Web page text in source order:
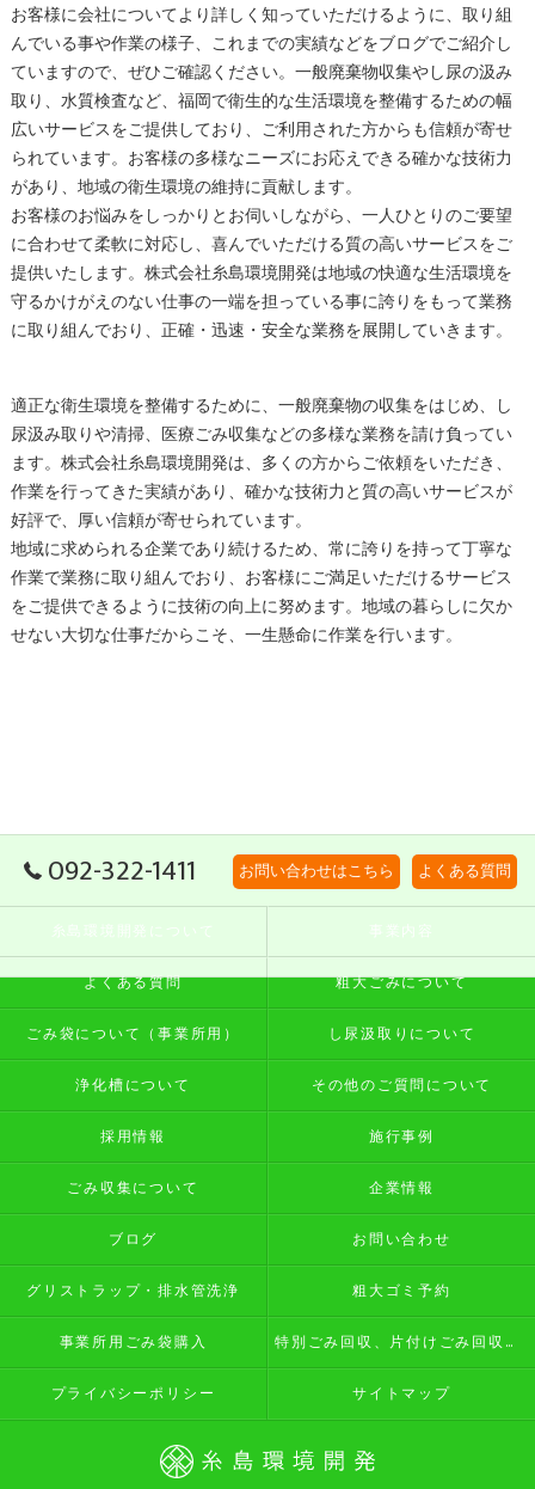
お客様に会社についてより詳しく知っていただけるように、取り組
んでいる事や作業の様子、これまでの実績などをブログでご紹介し
ていますので、ぜひご確認ください。一般廃棄物収集やし尿の汲み
取り、水質検査など、福岡で衛生的な生活環境を整備するための幅
広いサービスをご提供しており、ご利用された方からも信頼が寄せ
られています。お客様の多様なニーズにお応えできる確かな技術力
があり、地域の衛生環境の維持に貢献します。
お客様のお悩みをしっかりとお伺いしながら、一人ひとりのご要望
に合わせて柔軟に対応し、喜んでいただける質の高いサービスをご
提供いたします。株式会社糸島環境開発は地域の快適な生活環境を
守るかけがえのない仕事の一端を担っている事に誇りをもって業務
に取り組んでおり、正確・迅速・安全な業務を展開していきます。
適正な衛生環境を整備するために、一般廃棄物の収集をはじめ、し
尿汲み取りや清掃、医療ごみ収集などの多様な業務を請け負ってい
ます。株式会社糸島環境開発は、多くの方からご依頼をいただき、
作業を行ってきた実績があり、確かな技術力と質の高いサービスが
好評で、厚い信頼が寄せられています。
地域に求められる企業であり続けるため、常に誇りを持って丁寧な
作業で業務に取り組んでおり、お客様にご満足いただけるサービス
をご提供できるように技術の向上に努めます。地域の暮らしに欠か
せない大切な仕事だからこそ、一生懸命に作業を行います。
092-322-1411 お問い合わせはこちら よくある質問
糸島環境開発について 事業内容
よくある質問 粗大ごみについて
ごみ袋について（事業所用） し尿汲取りについて
浄化槽について その他のご質問について
採用情報 施行事例
ごみ収集について 企業情報
ブログ お問い合わせ
グリストラップ・排水管洗浄 粗大ゴミ予約
事業所用ごみ袋購入 特別ごみ回収、片付けごみ回収予約
プライバシーポリシー サイトマップ